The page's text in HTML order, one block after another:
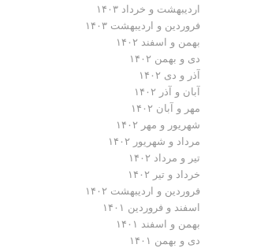
اردیبهشت و خرداد ۱۴۰۳
فروردین و اردیبهشت ۱۴۰۳
بهمن و اسفند ۱۴۰۲
دی و بهمن ۱۴۰۲
آذر و دی ۱۴۰۲
آبان و آذر ۱۴۰۲
مهر و آبان ۱۴۰۲
شهریور و مهر ۱۴۰۲
مرداد و شهریور ۱۴۰۲
تیر و مرداد ۱۴۰۲
خرداد و تیر ۱۴۰۲
فروردین و اردیبهشت ۱۴۰۲
اسفند و فروردین ۱۴۰۱
بهمن و اسفند ۱۴۰۱
دی و بهمن ۱۴۰۱